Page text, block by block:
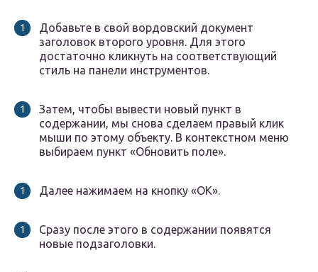
Добавьте в свой вордовский документ
заголовок второго уровня. Для этого
достаточно кликнуть на соответствующий
стиль на панели инструментов.
Затем, чтобы вывести новый пункт в
содержании, мы снова сделаем правый клик
мыши по этому объекту. В контекстном меню
выбираем пункт «Обновить поле».
Далее нажимаем на кнопку «OK».
Сразу после этого в содержании появятся
новые подзаголовки.